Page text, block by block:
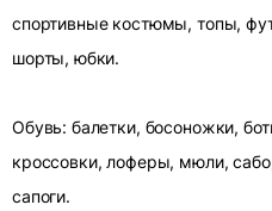
спортивные костюмы, топы,
шорты, юбки.
Обувь: балетки, босоножки,
кроссовки, лоферы, мюли,
сапоги.